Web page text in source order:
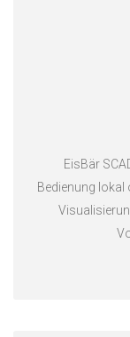
EisBär
Bedienung lokal